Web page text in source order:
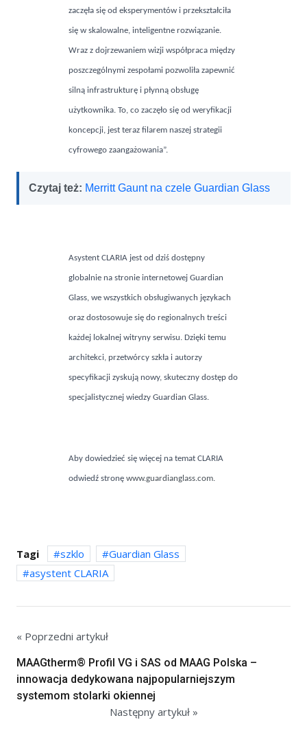
zaczęła się od eksperymentów i przekształciła
się w skalowalne, inteligentne rozwiązanie.
Wraz z dojrzewaniem wizji współpraca między
poszczególnymi zespołami pozwoliła zapewnić
silną infrastrukturę i płynną obsługę
użytkownika. To, co zaczęło się od weryfikacji
koncepcji, jest teraz filarem naszej strategii
cyfrowego zaangażowania”.
Czytaj też: Merritt Gaunt na czele Guardian Glass
Asystent CLARIA jest od dziś dostępny
globalnie na stronie internetowej Guardian
Glass, we wszystkich obsługiwanych językach
oraz dostosowuje się do regionalnych treści
każdej lokalnej witryny serwisu. Dzięki temu
architekci, przetwórcy szkła i autorzy
specyfikacji zyskują nowy, skuteczny dostęp do
specjalistycznej wiedzy Guardian Glass.
Aby dowiedzieć się więcej na temat CLARIA
odwiedź stronę www.guardianglass.com.
Tagi szklo
Guardian Glass
asystent CLARIA
« Poprzedni artykuł
MAAGtherm® Profil VG i SAS od MAAG Polska –
innowacja dedykowana najpopularniejszym
systemom stolarki okiennej
Następny artykuł »